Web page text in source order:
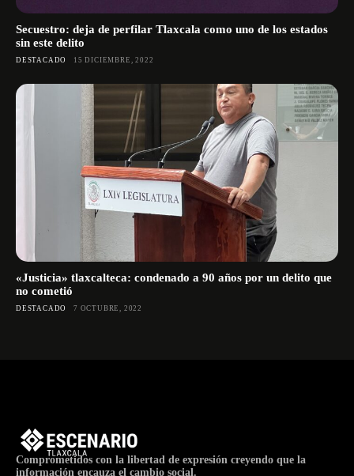
Secuestro: deja de perfilar Tlaxcala como uno de los estados
sin este delito
DESTACADO 15 DICIEMBRE, 2022
«Justicia» tlaxcalteca: condenado a 90 años por un delito que
no cometió
DESTACADO 7 OCTUBRE, 2022
Comprometidos con la libertad de expresión creyendo que la
información encauza el cambio social.